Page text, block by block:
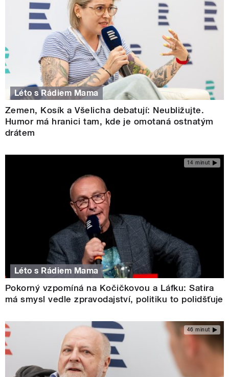
Léto s Rádiem Mama
Zemen, Kosík a Všelicha debatují: Neubližujte.
Humor má hranici tam, kde je omotaná ostnatým
drátem
14 minut
Léto s Rádiem Mama
Pokorný vzpomíná na Kočičkovou a Láfku: Satira
má smysl vedle zpravodajství, politiku to polidšťuje
46 minut